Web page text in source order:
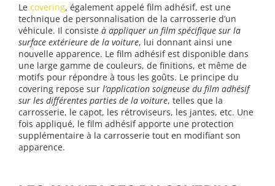
Le covering, également appelé film adhésif, est une
technique de personnalisation de la carrosserie d’un
véhicule. Il consiste à appliquer un film spécifique sur la
surface extérieure de la voiture, lui donnant ainsi une
nouvelle apparence. Le film adhésif est disponible dans
une large gamme de couleurs, de finitions, et même de
motifs pour répondre à tous les goûts. Le principe du
covering repose sur l’application soigneuse du film adhésif
sur les différentes parties de la voiture, telles que la
carrosserie, le capot, les rétroviseurs, les jantes, etc. Une
fois appliqué, le film adhésif apporte une protection
supplémentaire à la carrosserie tout en modifiant son
apparence.